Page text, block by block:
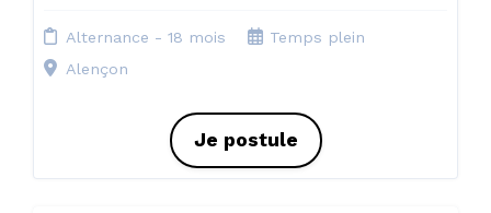
Alternance - 18 mois
Temps plein
Alençon
Je postule